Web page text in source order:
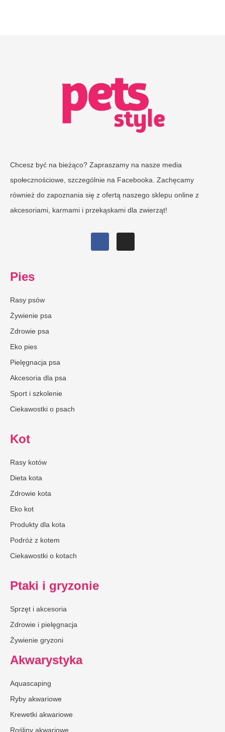
Chcesz być na bieżąco? Zapraszamy na nasze media
społecznościowe, szczególnie na Facebooka. Zachęcamy
również do zapoznania się z ofertą naszego sklepu online z
akcesoriami, karmami i przekąskami dla zwierząt!
Pies
Rasy psów
Żywienie psa
Zdrowie psa
Eko pies
Pielęgnacja psa
Akcesoria dla psa
Sport i szkolenie
Ciekawostki o psach
Kot
Rasy kotów
Dieta kota
Zdrowie kota
Eko kot
Produkty dla kota
Podróż z kotem
Ciekawostki o kotach
Ptaki i gryzonie
Sprzęt i akcesoria
Zdrowie i pielęgnacja
Żywienie gryzoni
Akwarystyka
Aquascaping
Ryby akwariowe
Krewetki akwariowe
Rośliny akwariowe